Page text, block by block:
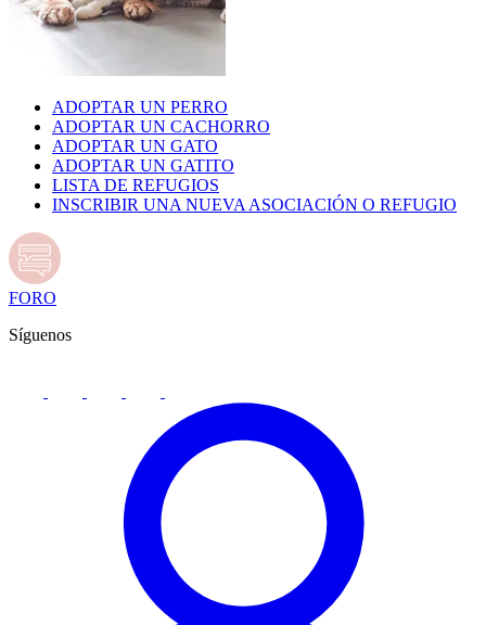
ADOPTAR UN PERRO
ADOPTAR UN CACHORRO
ADOPTAR UN GATO
ADOPTAR UN GATITO
LISTA DE REFUGIOS
INSCRIBIR UNA NUEVA ASOCIACIÓN O REFUGIO
FORO
Síguenos